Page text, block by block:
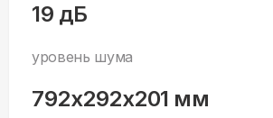
19 дБ
уровень шума
792x292x201 мм